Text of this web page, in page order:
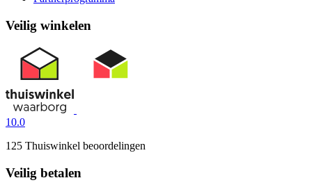
Veilig winkelen
10.0
125 Thuiswinkel beoordelingen
Veilig betalen